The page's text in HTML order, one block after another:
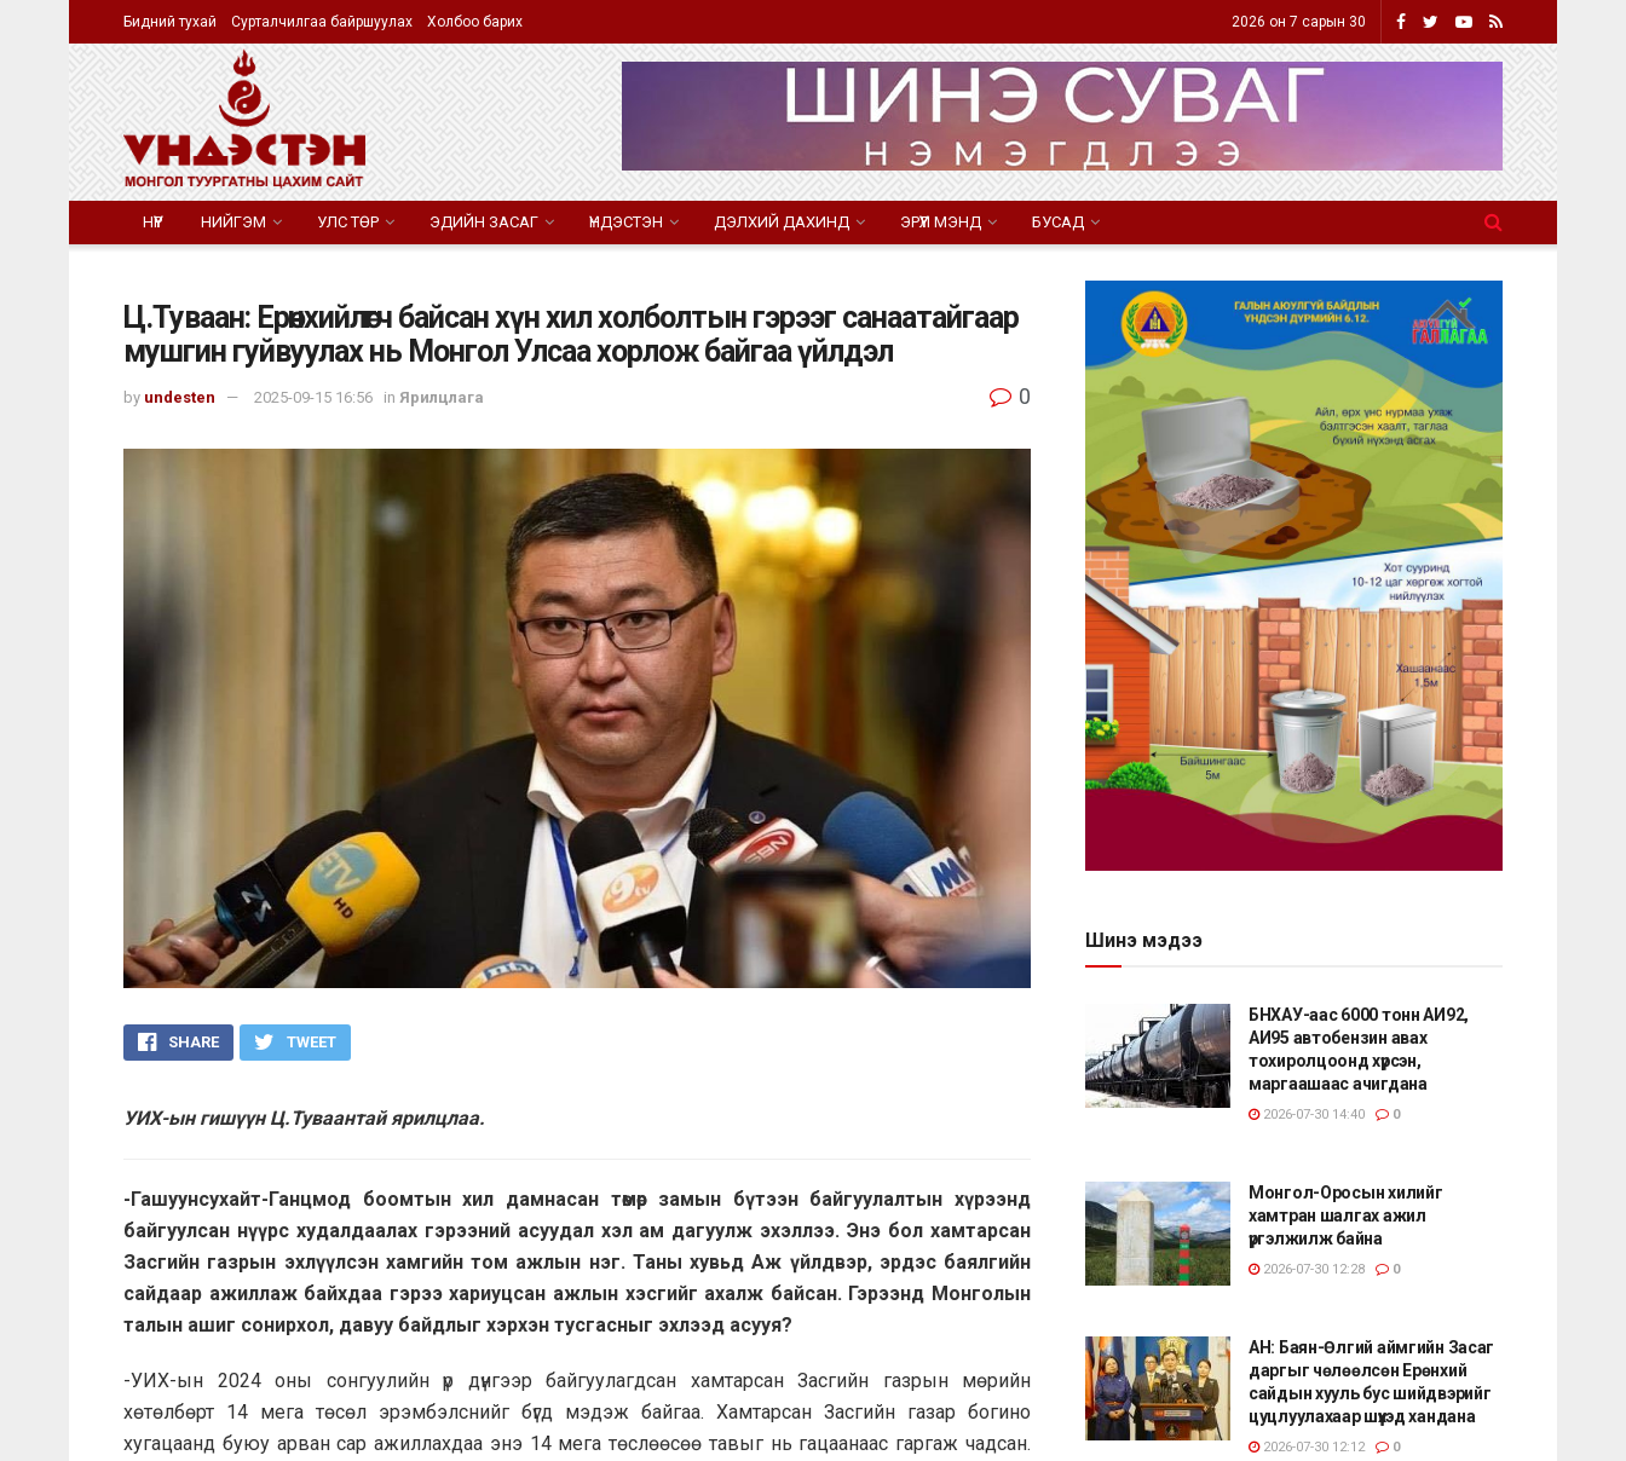
Бидний тухай Сурталчилгаа байршуулах Холбоо барих 2026 он 7 сарын 30
НҮҮР НИЙГЭМ УЛС ТӨР ЭДИЙН ЗАСАГ ҮНДЭСТЭН ДЭЛХИЙ ДАХИНД ЭРҮҮЛ МЭНД БУСАД
Ц.Туваан: Ерөнхийлөгч байсан хүн хил холболтын гэрээг санаатайгаар
мушгин гуйвуулах нь Монгол Улсаа хорлож байгаа үйлдэл
by undesten 2025-09-15 16:56 in Ярилцлага 0
SHARE TWEET
УИХ-ын гишүүн Ц.Туваантай ярилцлаа.
-Гашуунсухайт-Ганцмод боомтын хил дамнасан төмөр замын бүтээн байгуулалтын хүрээнд
байгуулсан нүүрс худалдаалах гэрээний асуудал хэл ам дагуулж эхэллээ. Энэ бол хамтарсан
Засгийн газрын эхлүүлсэн хамгийн том ажлын нэг. Таны хувьд Аж үйлдвэр, эрдэс баялгийн
сайдаар ажиллаж байхдаа гэрээ хариуцсан ажлын хэсгийг ахалж байсан. Гэрээнд Монголын
талын ашиг сонирхол, давуу байдлыг хэрхэн тусгасныг эхлээд асууя?
-УИХ-ын 2024 оны сонгуулийн үр дүнгээр байгуулагдсан хамтарсан Засгийн газрын мөрийн
хөтөлбөрт 14 мега төсөл эрэмбэлснийг бүгд мэдэж байгаа. Хамтарсан Засгийн газар богино
хугацаанд буюу арван сар ажиллахдаа энэ 14 мега төслөөсөө тавыг нь гацаанаас гаргаж чадсан.
Шинэ мэдээ
БНХАУ-аас 6000 тонн АИ92,
АИ95 автобензин авах
тохиролцоонд хүрсэн,
маргаашаас ачигдана
2026-07-30 14:40 0
Монгол-Оросын хилийг
хамтран шалгах ажил
үргэлжилж байна
2026-07-30 12:28 0
АН: Баян-Өлгий аймгийн Засаг
даргыг чөлөөлсөн Ерөнхий
сайдын хууль бус шийдвэрийг
цуцлуулахаар шүүхэд хандана
2026-07-30 12:12 0